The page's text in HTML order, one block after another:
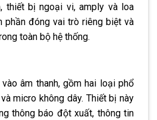
thiết bị ngoại vi, amply và loa
phần đóng vai trò riêng biệt và
toàn bộ hệ thống.
âm thanh, gồm hai loại phổ
micro không dây. Thiết bị này
thông báo đột xuất, thông tin